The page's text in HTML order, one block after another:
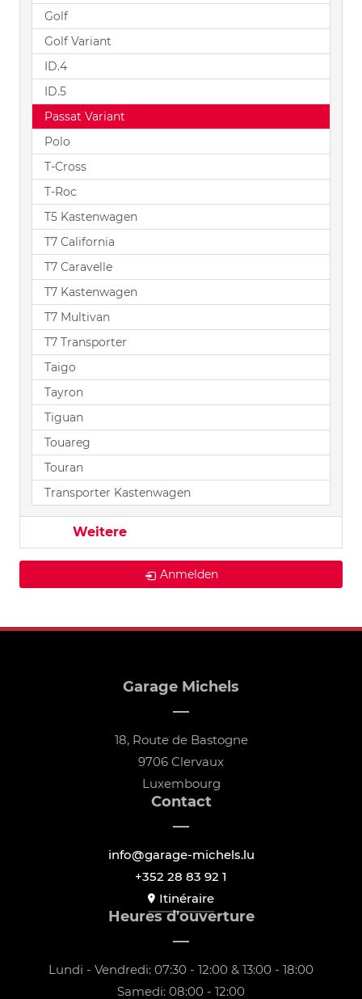
Golf
Golf Variant
ID.4
ID.5
Passat Variant
Polo
T-Cross
T-Roc
T5 Kastenwagen
T7 California
T7 Caravelle
T7 Kastenwagen
T7 Multivan
T7 Transporter
Taigo
Tayron
Tiguan
Touareg
Touran
Transporter Kastenwagen
Weitere
Anmelden
Garage Michels
18, Route de Bastogne
9706 Clervaux
Luxembourg
Contact
info@garage-michels.lu
+352 28 83 92 1
Itinéraire
Heures d'ouverture
Lundi - Vendredi: 07:30 - 12:00 & 13:00 - 18:00
Samedi: 08:00 - 12:00